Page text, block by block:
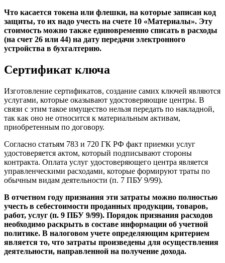
Что касается токена или флешки, на которые записан код
защиты, то их надо учесть на счете 10 «Материалы». Эту
стоимость можно также единовременно списать в расходы
(на счет 26 или 44) на дату передачи электронного
устройства в бухгалтерию.
Сертификат ключа
Изготовление сертификатов, создание самих ключей являются
услугами, которые оказывают удостоверяющие центры. В
связи с этим такое имущество нельзя передать по накладной,
так как оно не относится к материальным активам,
приобретенным по договору.
Согласно статьям 783 и 720 ГК РФ факт приемки услуг
удостоверяется актом, который подписывают стороны
контракта. Оплата услуг удостоверяющего центра является
управленческими расходами, которые формируют траты по
обычным видам деятельности (п. 7 ПБУ 9/99).
В отчетном году признания эти затраты можно полностью
учесть в себестоимости проданных продукции, товаров,
работ, услуг (п. 9 ПБУ 9/99). Порядок признания расходов
необходимо раскрыть в составе информации об учетной
политике. В налоговом учете определяющим критерием
является то, что затраты произведены для осуществления
деятельности, направленной на получение дохода.